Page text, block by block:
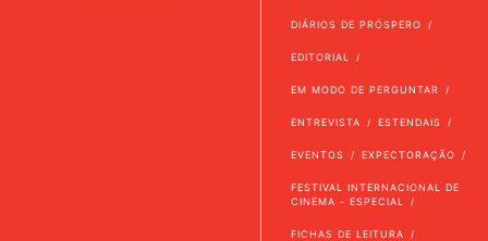
DIÁRIOS DE PRÓSPERO
EDITORIAL
EM MODO DE PERGUNTAR
ENTREVISTA ESTENDAIS
EVENTOS EXPECTORAÇÃO
FESTIVAL INTERNACIONAL DE
CINEMA - ESPECIAL
FICHAS DE LEITURA